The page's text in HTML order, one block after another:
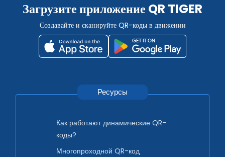
Загрузите приложение QR TIGER
Создавайте и сканируйте QR-коды в движении
Ресурсы
Как работают динамические QR-
коды?
Многопроходной QR-код